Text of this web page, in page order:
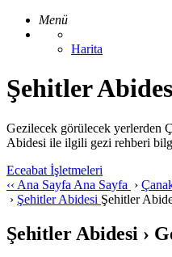
Menü
Harita
Şehitler
Gezilecek görülecek yerlerden
Abidesi ile ilgili gezi rehberi
Eceabat İşletmeleri
‹‹ Ana Sayfa Ana Sayfa ›
› Şehitler Abidesi Şehitler
Şehitler Abidesi ›